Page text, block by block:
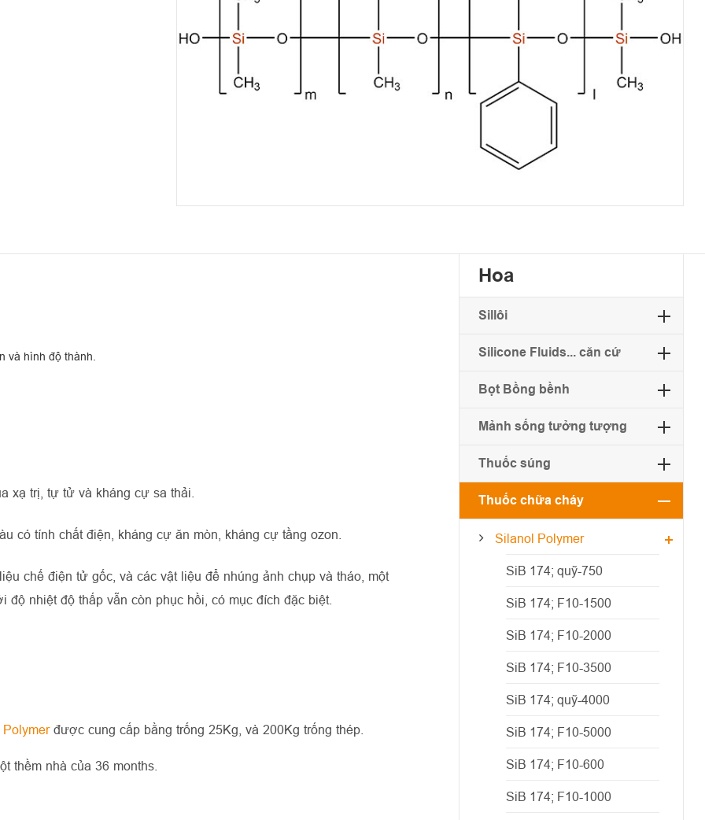
và hình độ thành.
xạ trị, tự tử và kháng cự sa thải.
có tính chất điện, kháng cự ăn mòn, kháng cự tầng ozon.
chế điện tử gốc, và các vật liệu để nhúng ảnh chụp và tháo, một
nhiệt độ thấp vẫn còn phục hồi, có mục đích đặc biệt.
được cung cấp bằng trống 25Kg, và 200Kg trống thép.
thềm nhà của 36 months.
Hoa
Sillôi
Silicone Fluids... căn cứ
Bọt Bồng bềnh
Mảnh sống tưởng tượng
Thuốc súng
Thuốc chữa cháy
Silanol Polymer
SiB 174; quỹ-750
SiB 174; F10-1500
SiB 174; F10-2000
SiB 174; F10-3500
SiB 174; quỹ-4000
SiB 174; F10-5000
SiB 174; F10-600
SiB 174; F10-1000